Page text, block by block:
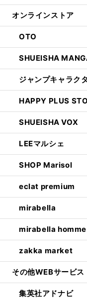
オンラインストア
OTO
SHUEISHA
ジャンプキャラク
HAPPY PLUS
SHUEISHA VOX
LEEマルシェ
SHOP Marisol
eclat premium
mirabella
mirabella homme
zakka market
その他WEBサービス
集英社アドナビ